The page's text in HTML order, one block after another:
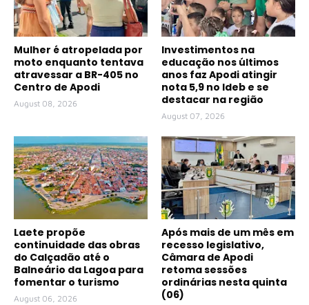
Mulher é atropelada por
moto enquanto tentava
atravessar a BR-405 no
Centro de Apodi
August 08, 2026
Investimentos na
educação nos últimos
anos faz Apodi atingir
nota 5,9 no Ideb e se
destacar na região
August 07, 2026
Laete propõe
continuidade das obras
do Calçadão até o
Balneário da Lagoa para
fomentar o turismo
August 06, 2026
Após mais de um mês em
recesso legislativo,
Câmara de Apodi
retoma sessões
ordinárias nesta quinta
(06)